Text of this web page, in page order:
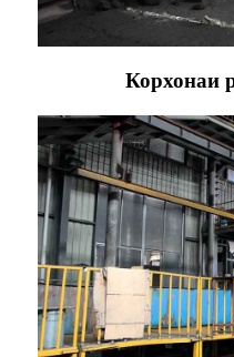
Корхонаи